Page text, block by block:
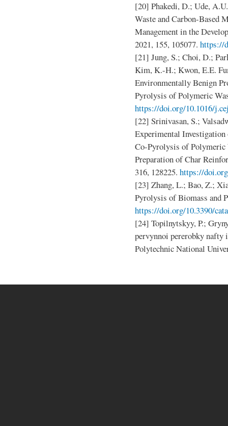
[20] Phakedi, D.; Ude,
Waste and Carbon-Based
Management in the
2021, 155, 105077. https://
[21] Jung, S.; Choi, D.;
Kim, K.-H.; Kwon, E.E.
Environmentally Benign
Pyrolysis of Polymeric
https://doi.org/10.1016/
[22] Srinivasan, S.;
Experimental
Co-Pyrolysis of Polymeric
Preparation of Char
316, 128225. https://
[23] Zhang, L.; Bao, Z.;
Pyrolysis of Biomass and
https://doi.org/10.3390/
[24] Topilnytskyy, P.;
pervynnoi pererobky
Polytechnic National